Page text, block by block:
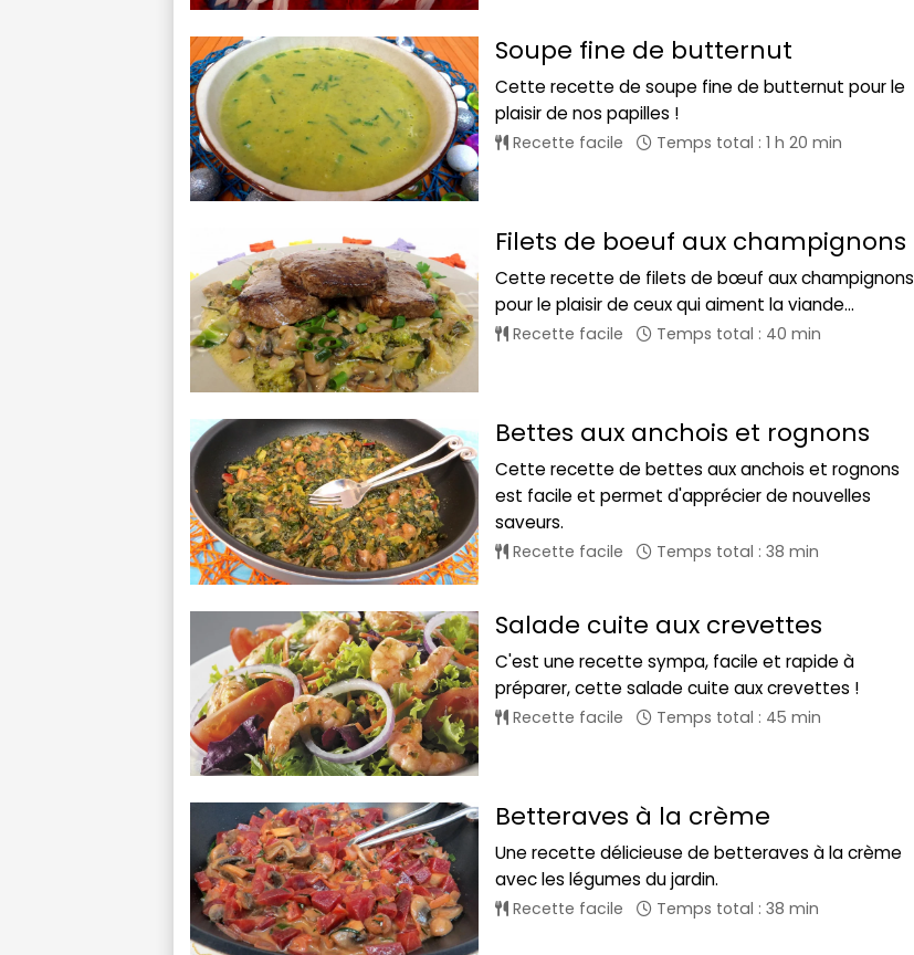
Soupe fine de butternut
Cette recette de soupe fine de butternut pour le
plaisir de nos papilles !
Recette facile Temps total : 1 h 20 min
Filets de boeuf aux champignons
Cette recette de filets de bœuf aux champignons
pour le plaisir de ceux qui aiment la viande...
Recette facile Temps total : 40 min
Bettes aux anchois et rognons
Cette recette de bettes aux anchois et rognons
est facile et permet d'apprécier de nouvelles
saveurs.
Recette facile Temps total : 38 min
Salade cuite aux crevettes
C'est une recette sympa, facile et rapide à
préparer, cette salade cuite aux crevettes !
Recette facile Temps total : 45 min
Betteraves à la crème
Une recette délicieuse de betteraves à la crème
avec les légumes du jardin.
Recette facile Temps total : 38 min